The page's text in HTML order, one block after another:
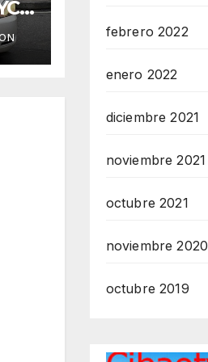
febrero 2022
enero 2022
diciembre 2021
noviembre 2021
octubre 2021
noviembre 2020
octubre 2019